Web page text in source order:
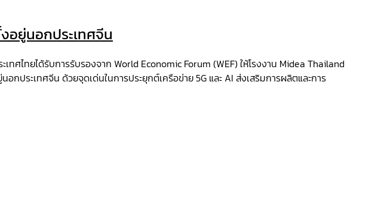
อยู่นอกประเทศจีน
ทศไทยได้รับการรับรองจาก World Economic Forum (WEF) ให้โรงงาน Midea Thailand
ประเทศจีน ด้วยจุดเด่นในการประยุกต์เครือข่าย 5G และ AI ส่งเสริมการผลิตและการ